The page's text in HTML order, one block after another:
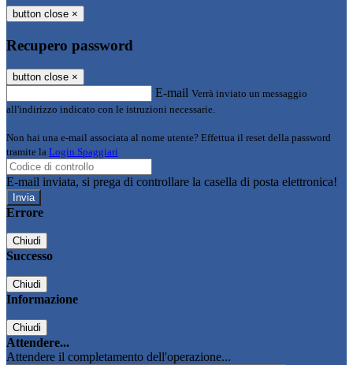
button close ×
Recupero password
button close ×
E-mail Verrà inviato un messaggio
all'indirizzo indicato con le istruzioni necessarie.
Non hai una e-mail associata al nome utente? Effettua il reset della password
tramite la Login Spaggiari
E-mail inviata, si prega di controllare la casella di posta elettronica!
Errore
Chiudi
Successo
Chiudi
Informazione
Chiudi
Attendere...
Attendere il completamento dell'operazione...